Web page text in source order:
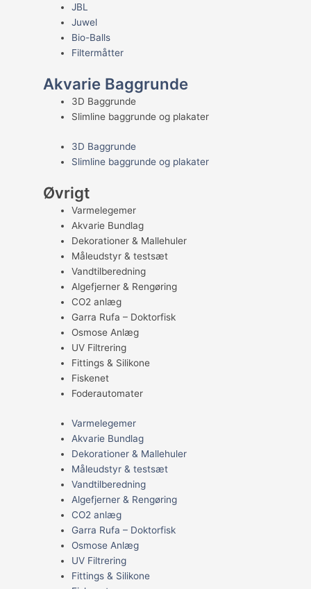
JBL
Juwel
Bio-Balls
Filtermåtter
Akvarie Baggrunde
3D Baggrunde
Slimline baggrunde og plakater
3D Baggrunde
Slimline baggrunde og plakater
Øvrigt
Varmelegemer
Akvarie Bundlag
Dekorationer & Mallehuler
Måleudstyr & testsæt
Vandtilberedning
Algefjerner & Rengøring
CO2 anlæg
Garra Rufa – Doktorfisk
Osmose Anlæg
UV Filtrering
Fittings & Silikone
Fiskenet
Foderautomater
Varmelegemer
Akvarie Bundlag
Dekorationer & Mallehuler
Måleudstyr & testsæt
Vandtilberedning
Algefjerner & Rengøring
CO2 anlæg
Garra Rufa – Doktorfisk
Osmose Anlæg
UV Filtrering
Fittings & Silikone